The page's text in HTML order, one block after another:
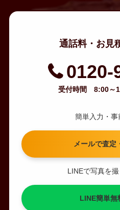
通話料・お見
0120-
受付時間 8:00～
簡単入力・事
メールで査定
LINEで写真を
LINE簡単無